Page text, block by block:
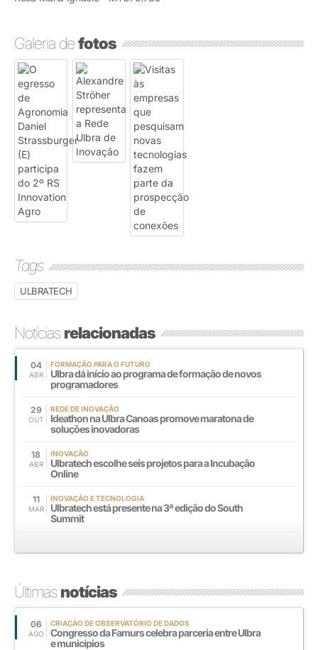
Galeria defotos
Tags
ULBRATECH
Notíciasrelacionadas
04
ABR
FORMAÇÃO PARA O FUTURO
Ulbra dá início ao programa de formação de novos
programadores
29
OUT
REDE DE INOVAÇÃO
Ideathon na Ulbra Canoas promove maratona de
soluções inovadoras
18
ABR
INOVAÇÃO
Ulbratech escolhe seis projetos para a Incubação
Online
11
MAR
INOVAÇÃO E TECNOLOGIA
Ulbratech está presente na 3ª edição do South
Summit
Últimasnotícias
06
AGO
CRIAÇÃO DE OBSERVATÓRIO DE DADOS
Congresso da Famurs celebra parceria entre Ulbra
e municípios